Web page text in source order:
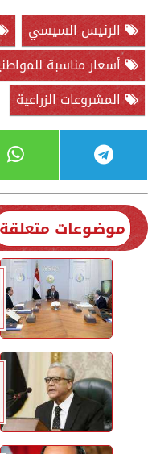
الرئيس السيسي
أسعار مناسبة
المشروعات الزراعية
موضوعات متعلقة